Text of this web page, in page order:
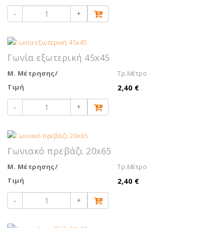
- +
Γωνία εξωτερική 45x45
Μ. Μέτρησης/
Τρ.Μέτρο
Τιμή
2,40 €
- +
Γωνιακό πρεβάζι 20x65
Μ. Μέτρησης/
Τρ.Μέτρο
Τιμή
2,40 €
- +